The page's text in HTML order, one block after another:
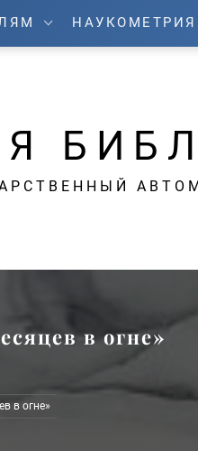
НАУКОМЕТРИЯ
в огне»
в огне»